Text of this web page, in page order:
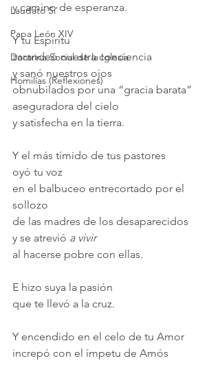
Laudato Si'
Papa León XIV
Doctrina Social de la Iglesia
Homilías (Reflexiones)
y camino de esperanza.
Y tu Espíritu
zarandeó nuestra conciencia
y sanó nuestros ojos
obnubilados por una “gracia barata”
aseguradora del cielo
y satisfecha en la tierra.
Y el más tímido de tus pastores
oyó tu voz
en el balbuceo entrecortado por el
sollozo
de las madres de los desaparecidos
y se atrevió a vivir
al hacerse pobre con ellas.
E hizo suya la pasión
que te llevó a la cruz.
Y encendido en el celo de tu Amor
increpó con el ímpetu de Amós